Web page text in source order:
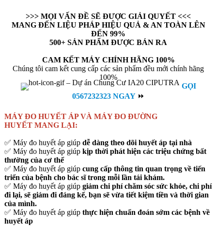
>>> MỌI VẤN ĐỀ SẼ ĐƯỢC GIẢI QUYẾT <<<
MANG ĐẾN LIỆU PHÁP HIỆU QUẢ & AN TOÀN LÊN
ĐẾN 99%
500+ SẢN PHẨM ĐƯỢC BÁN RA
CAM KẾT MÁY CHÍNH HÃNG 100%
Chúng tôi cam kết cung cấp các sản phẩm đều mới chính hãng
100%
GỌI
0567232323 NGAY⏩
MÁY ĐO HUYẾT ÁP VÀ MÁY ĐO ĐƯỜNG
HUYẾTMANG LẠI:
✅ Máy đo huyết áp giúp dễ dàng theo dõi huyết áp tại nhà
✅ Máy đo huyết áp giúp kịp thời phát hiện các triệu chứng bất
thường của cơ thể
✅ Máy đo huyết áp giúp cung cấp thông tin quan trọng về tiến
triển của bệnh cho bác sĩ trong mỗi lần tái khám.
✅ Máy đo huyết áp giúp giảm chi phí chăm sóc sức khỏe, chi phí
đi lại, sẽ giảm đi đáng kể, bạn sẽ vừa tiết kiệm tiền và thời gian
của mình.
✅ Máy đo huyết áp giúp thực hiện chuẩn đoán sớm các bệnh về
huyết áp